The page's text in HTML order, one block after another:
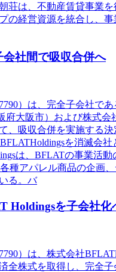
荘は、不動産賃貸事業を
の経営資源を統合し、
社間で吸収合併へ
）は、完全子会社で
府大阪市）および株式会
、吸収合併を実施する決
を消滅会社
は、BFLATの事業活動
種アパレル商品の企画、
る。バ
Holdingsを子会社化
）は、株式会社
全株式を取得し、完全子